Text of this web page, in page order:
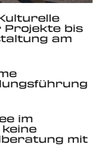
Projekte bis
am
im
mit